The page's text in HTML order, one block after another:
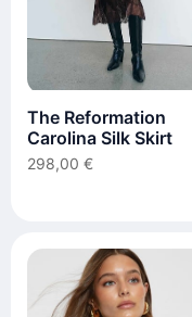
The Reformation
Carolina Silk Skirt
298,00 €